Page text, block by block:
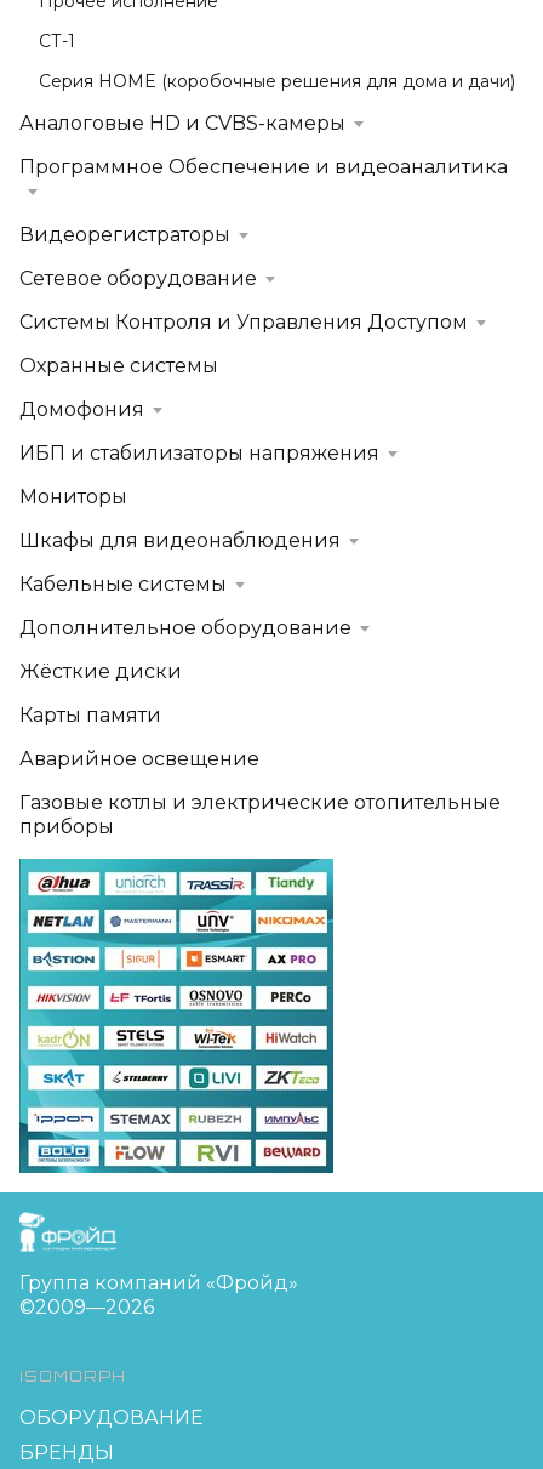
СТ-1
Серия HOME (коробочные решения для дома и дачи)
Аналоговые HD и CVBS-камеры
Программное Обеспечение и видеоаналитика
Видеорегистраторы
Сетевое оборудование
Системы Контроля и Управления Доступом
Охранные системы
Домофония
ИБП и стабилизаторы напряжения
Мониторы
Шкафы для видеонаблюдения
Кабельные системы
Дополнительное оборудование
Жёсткие диски
Карты памяти
Аварийное освещение
Газовые котлы и электрические отопительные
приборы
FreudGroup
Группа компаний «Фройд»
©2009—2026
ISOMORPH
ОБОРУДОВАНИЕ
БРЕНДЫ